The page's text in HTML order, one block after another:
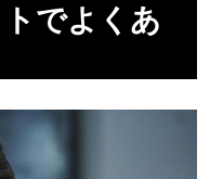
でよくあ